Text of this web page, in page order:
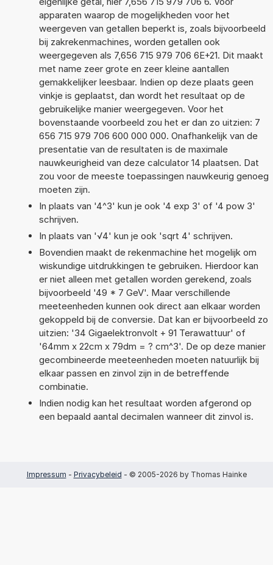
apparaten waarop de mogelijkheden voor het
weergeven van getallen beperkt is, zoals bijvoorbeeld
bij zakrekenmachines, worden getallen ook
weergegeven als 7,656 715 979 706 6E+21. Dit maakt
met name zeer grote en zeer kleine aantallen
gemakkelijker leesbaar. Indien op deze plaats geen
vinkje is geplaatst, dan wordt het resultaat op de
gebruikelijke manier weergegeven. Voor het
bovenstaande voorbeeld zou het er dan zo uitzien: 7
656 715 979 706 600 000 000. Onafhankelijk van de
presentatie van de resultaten is de maximale
nauwkeurigheid van deze calculator 14 plaatsen. Dat
zou voor de meeste toepassingen nauwkeurig genoeg
moeten zijn.
In plaats van '4^3' kun je ook '4 exp 3' of '4 pow 3'
schrijven.
In plaats van '√4' kun je ook 'sqrt 4' schrijven.
Bovendien maakt de rekenmachine het mogelijk om
wiskundige uitdrukkingen te gebruiken. Hierdoor kan
er niet alleen met getallen worden gerekend, zoals
bijvoorbeeld '49 * 7 GeV'. Maar verschillende
meeteenheden kunnen ook direct aan elkaar worden
gekoppeld bij de conversie. Dat kan er bijvoorbeeld zo
uitzien: '34 Gigaelektronvolt + 91 Terawattuur' of
'64mm x 22cm x 79dm = ? cm^3'. De op deze manier
gecombineerde meeteenheden moeten natuurlijk bij
elkaar passen en zinvol zijn in de betreffende
combinatie.
Indien nodig kan het resultaat worden afgerond op
een bepaald aantal decimalen wanneer dit zinvol is.
Impressum - Privacybeleid - © 2005-2026 by Thomas Hainke